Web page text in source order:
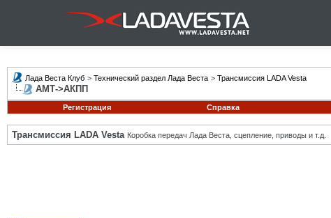
Лада Веста Клуб > Технический раздел Лада Веста > Трансмиссия LADA Vesta
АМТ->АКПП
Регистрация Справка
Трансмиссия LADA Vesta Коробка передач Лада Веста, сцепление, приводы и т.д.